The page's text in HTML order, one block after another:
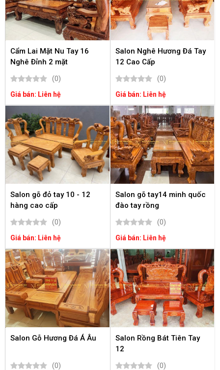
Cẩm Lai Mặt Nu Tay 16
Nghê Đỉnh 2 mặt
(0)
Giá bán: Liên hệ
Salon Nghê Hương Đá Tay
12 Cao Cấp
(0)
Giá bán: Liên hệ
Salon gõ đỏ tay 10 - 12
hàng cao cấp
(0)
Giá bán: Liên hệ
Salon gõ tay14 minh quốc
đào tay rồng
(0)
Giá bán: Liên hệ
Salon Gỗ Hương Đá Á Âu
(0)
Salon Rồng Bát Tiên Tay
12
(0)